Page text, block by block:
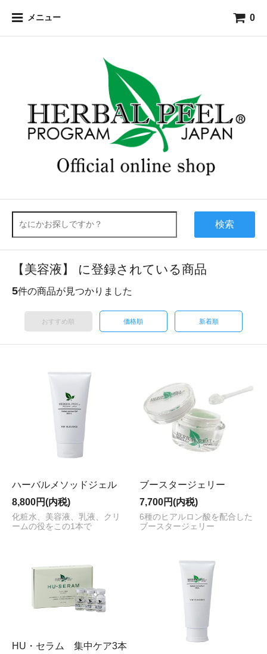
メニュー 0
検索
【美容液】 に登録されている商品
5件の商品が見つかりました
おすすめ順 価格順 新着順
ハーバルメソッドジェル
8,800円(内税)
化粧水、美容液、乳液、クリ
ームの役をこの1本で
ブースタージェリー
7,700円(内税)
6種のヒアルロン酸を配合した
ブースタージェリー
HU・セラム 集中ケア3本